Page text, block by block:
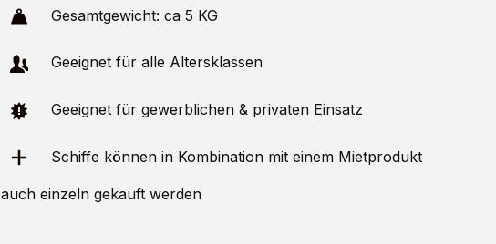
Gesamtgewicht: ca 5 KG
Geeignet für alle Altersklassen
Geeignet für gewerblichen & privaten Einsatz
Schiffe können in Kombination mit einem Mietprodukt
auch einzeln gekauft werden